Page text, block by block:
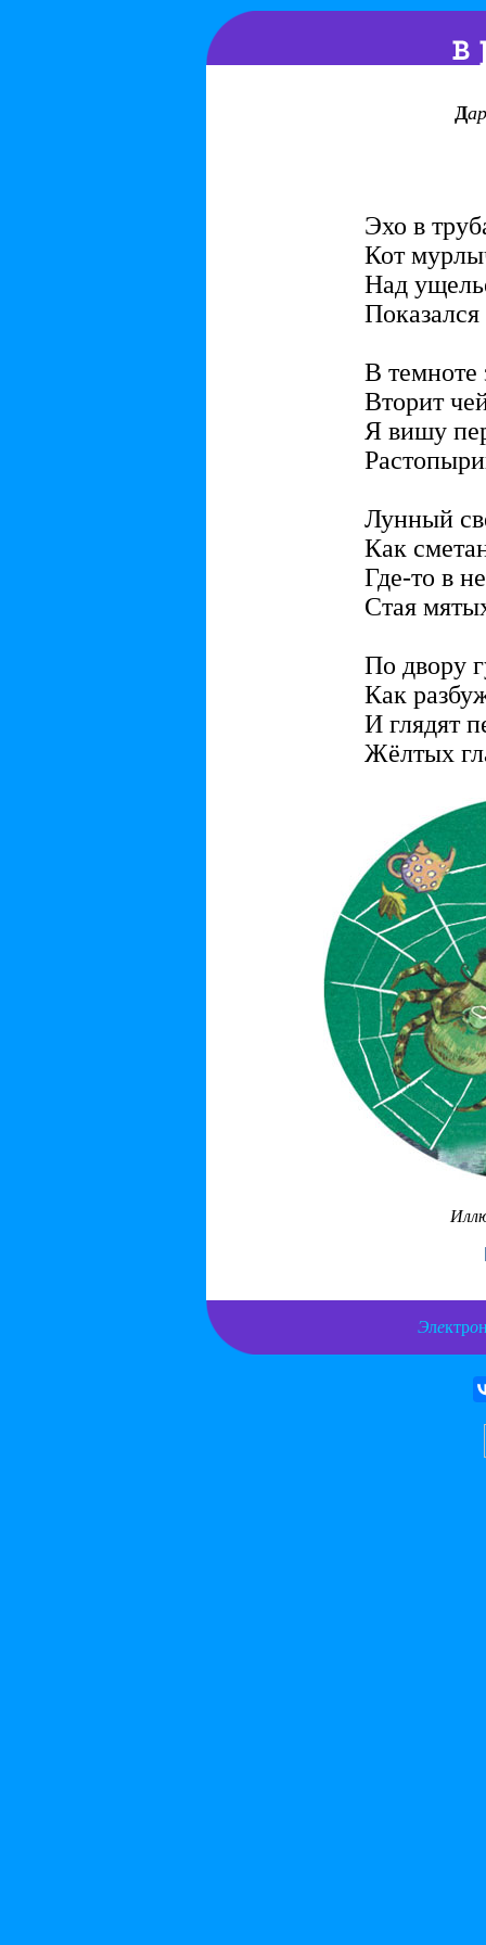
Д
Эхо в
Кот
Над
В
Вторит
Я вишу
Лунный
Как
Где-то в
Стая
По двору
Как
И глядят
Жёлтых
Электро